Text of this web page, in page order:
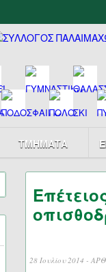
ΤΜΗΜΑΤΑ
28 Ιουλίου 2014 -